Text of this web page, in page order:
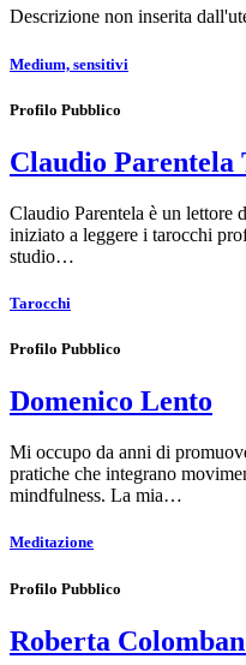
Descrizione non inserita
Medium, sensitivi
Profilo Pubblico
Claudio Parentela
Claudio Parentela è un lettore
iniziato a leggere i tarocchi
studio…
Tarocchi
Profilo Pubblico
Domenico Lento
Mi occupo da anni di
pratiche che integrano
mindfulness. La mia…
Meditazione
Profilo Pubblico
Roberta